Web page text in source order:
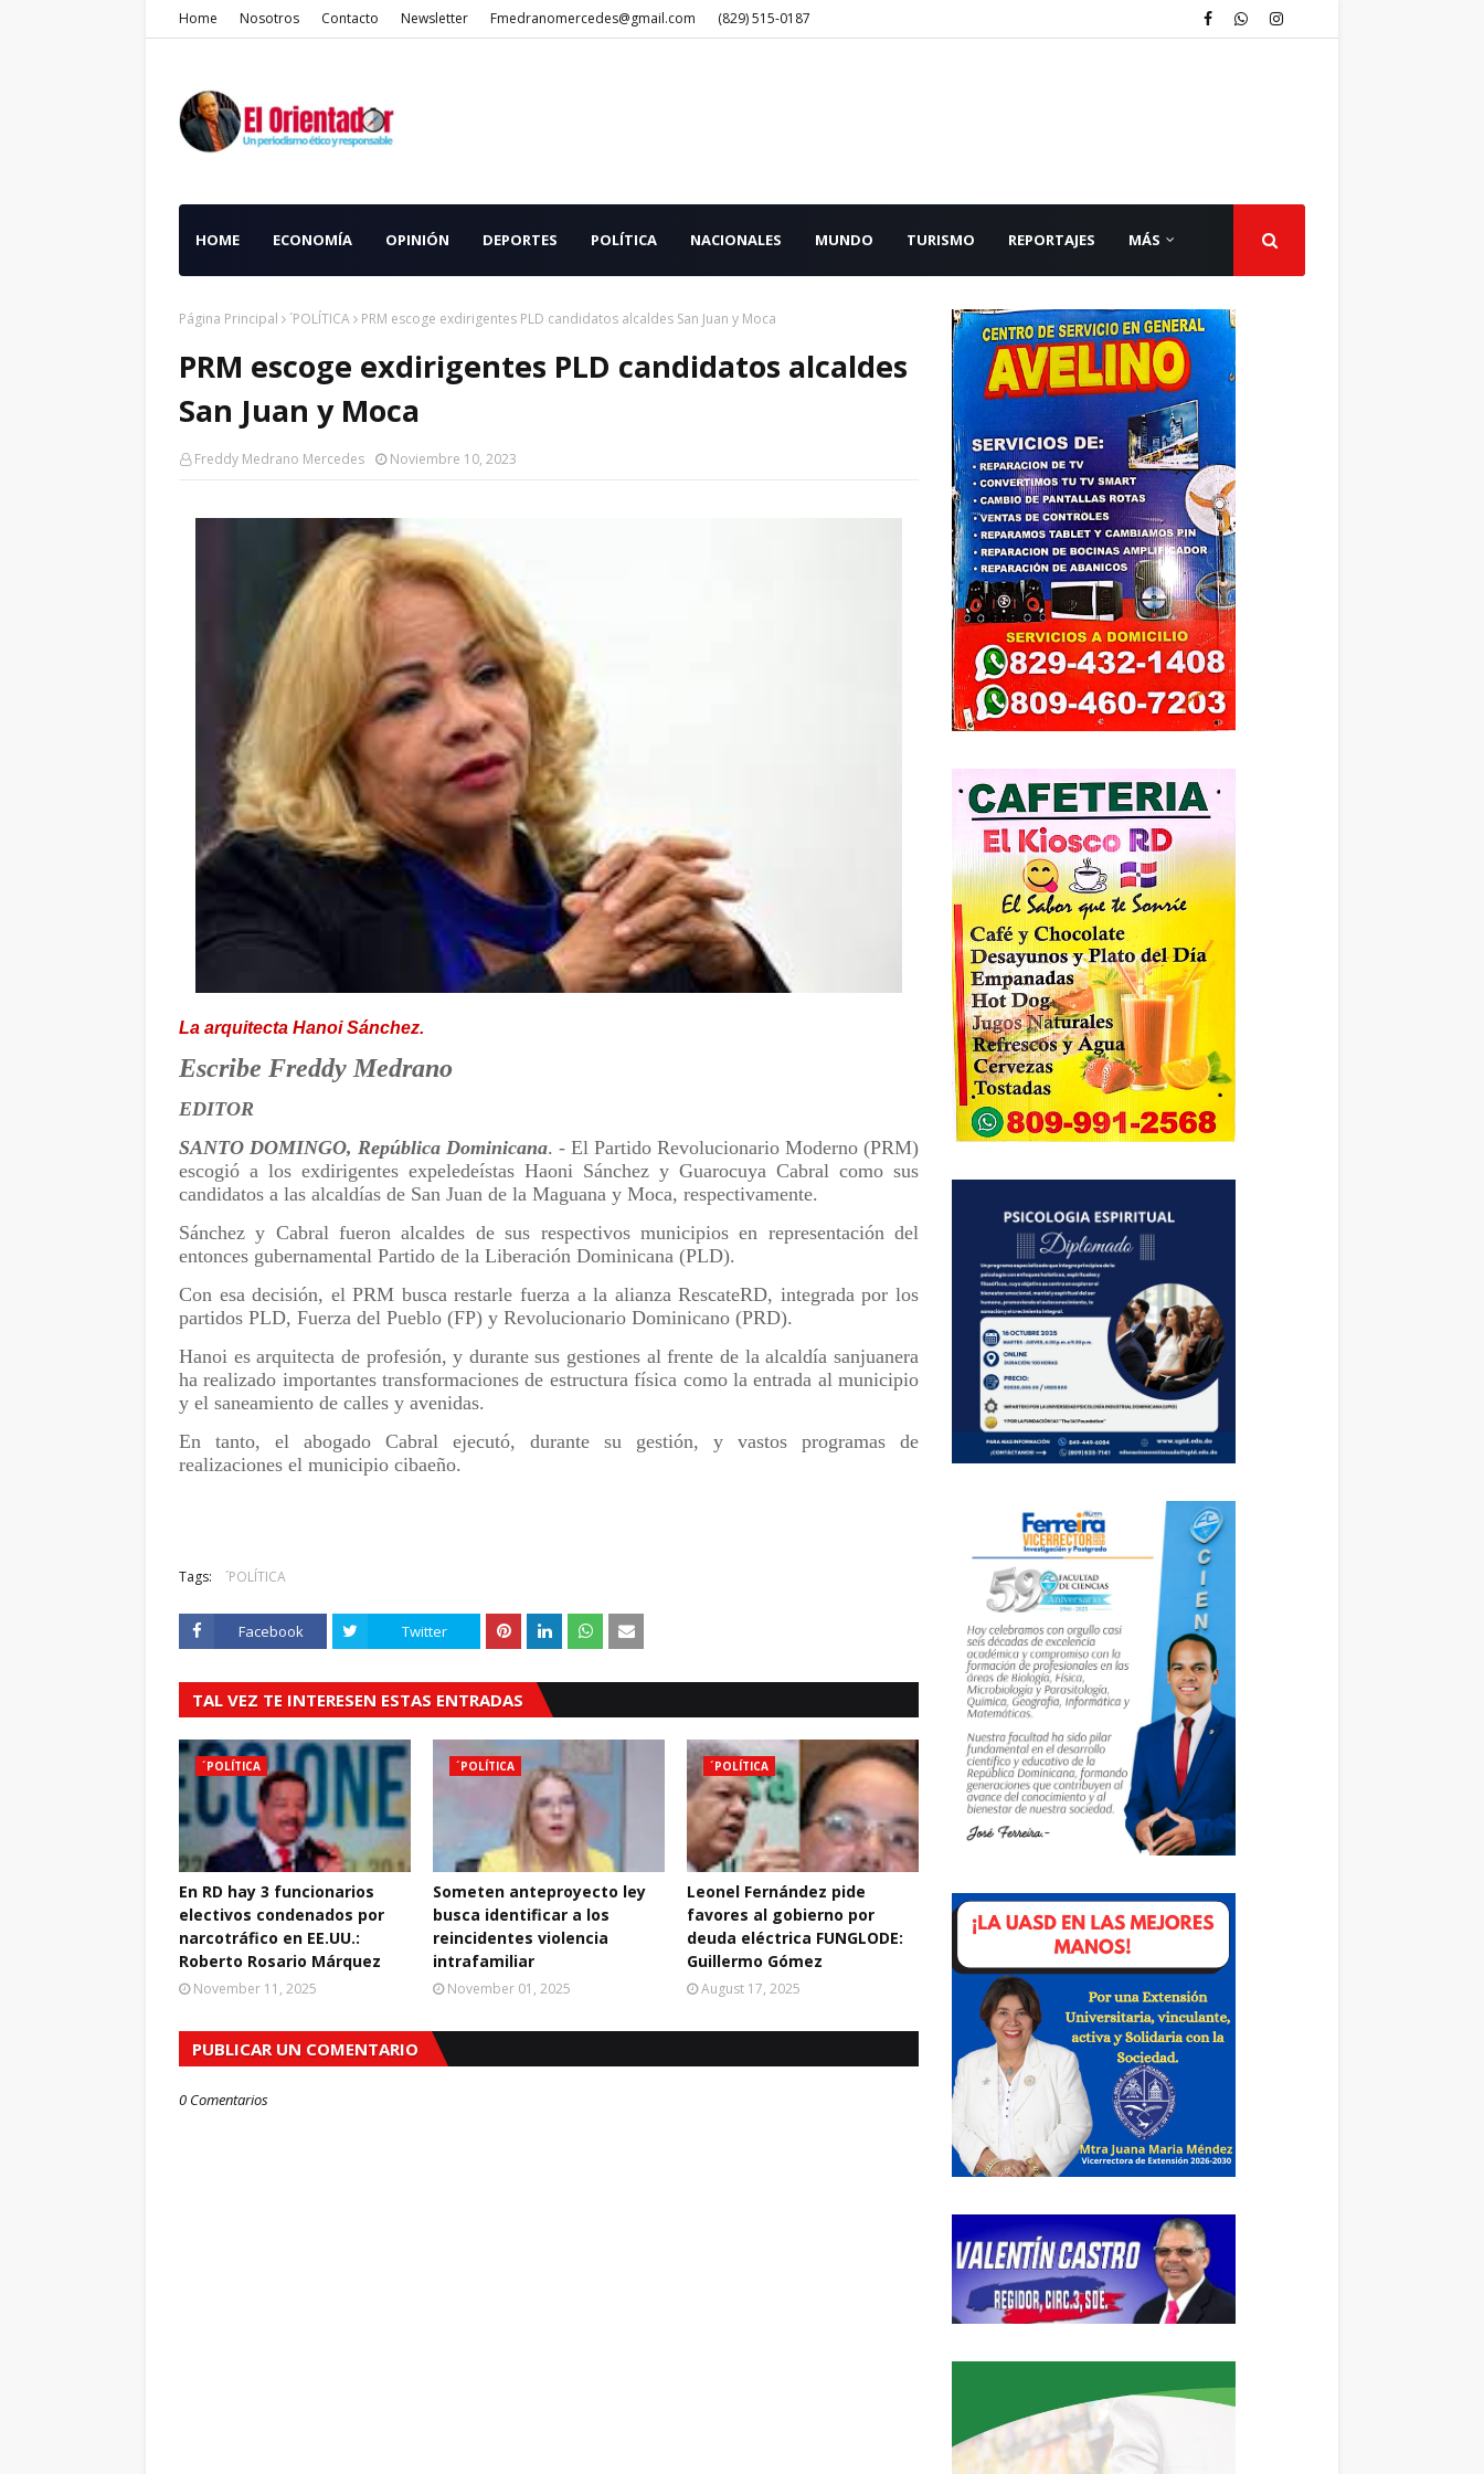
Home Nosotros Contacto Newsletter Fmedranomercedes@gmail.com (829) 515-0187
HOME ECONOMÍA OPINIÓN DEPORTES POLÍTICA NACIONALES MUNDO TURISMO REPORTAJES MÁS
Página Principal ´POLÍTICA PRM escoge exdirigentes PLD candidatos alcaldes San Juan y Moca
PRM escoge exdirigentes PLD candidatos alcaldes
San Juan y Moca
Freddy Medrano Mercedes Noviembre 10, 2023
La arquitecta Hanoi Sánchez.
Escribe Freddy Medrano
EDITOR
SANTO DOMINGO, República Dominicana. - El Partido Revolucionario Moderno (PRM)
escogió a los exdirigentes expeledeístas Haoni Sánchez y Guarocuya Cabral como sus
candidatos a las alcaldías de San Juan de la Maguana y Moca, respectivamente.
Sánchez y Cabral fueron alcaldes de sus respectivos municipios en representación del
entonces gubernamental Partido de la Liberación Dominicana (PLD).
Con esa decisión, el PRM busca restarle fuerza a la alianza RescateRD, integrada por los
partidos PLD, Fuerza del Pueblo (FP) y Revolucionario Dominicano (PRD).
Hanoi es arquitecta de profesión, y durante sus gestiones al frente de la alcaldía sanjuanera
ha realizado importantes transformaciones de estructura física como la entrada al municipio
y el saneamiento de calles y avenidas.
En tanto, el abogado Cabral ejecutó, durante su gestión, y vastos programas de
realizaciones el municipio cibaeño.
Tags: ´POLÍTICA
Facebook Twitter
TAL VEZ TE INTERESEN ESTAS ENTRADAS
´POLÍTICA
En RD hay 3 funcionarios
electivos condenados por
narcotráfico en EE.UU.:
Roberto Rosario Márquez
November 11, 2025
´POLÍTICA
Someten anteproyecto ley
busca identificar a los
reincidentes violencia
intrafamiliar
November 01, 2025
´POLÍTICA
Leonel Fernández pide
favores al gobierno por
deuda eléctrica FUNGLODE:
Guillermo Gómez
August 17, 2025
PUBLICAR UN COMENTARIO
0 Comentarios